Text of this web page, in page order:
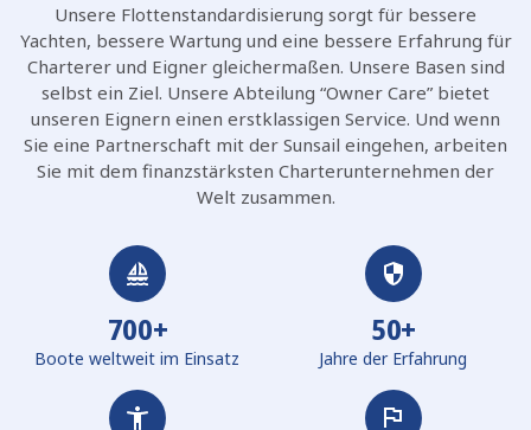
Unsere Flottenstandardisierung sorgt für bessere
Yachten, bessere Wartung und eine bessere Erfahrung für
Charterer und Eigner gleichermaßen. Unsere Basen sind
selbst ein Ziel. Unsere Abteilung “Owner Care” bietet
unseren Eignern einen erstklassigen Service. Und wenn
Sie eine Partnerschaft mit der Sunsail eingehen, arbeiten
Sie mit dem finanzstärksten Charterunternehmen der
Welt zusammen.
700+
Boote weltweit im Einsatz
50+
Jahre der Erfahrung